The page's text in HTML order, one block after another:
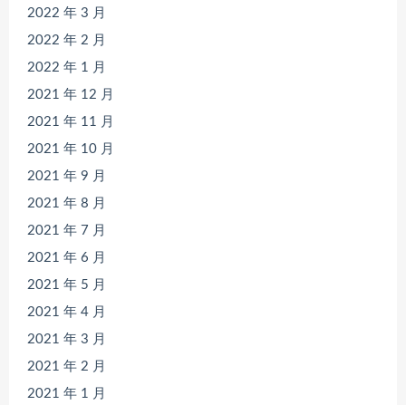
2022 年 3 月
2022 年 2 月
2022 年 1 月
2021 年 12 月
2021 年 11 月
2021 年 10 月
2021 年 9 月
2021 年 8 月
2021 年 7 月
2021 年 6 月
2021 年 5 月
2021 年 4 月
2021 年 3 月
2021 年 2 月
2021 年 1 月